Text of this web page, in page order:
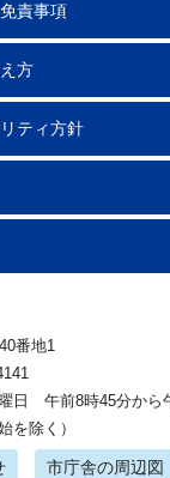
責事項
方
ティ方針
番地1
日 午前8時45分から
を除く）
市庁舎の周辺図